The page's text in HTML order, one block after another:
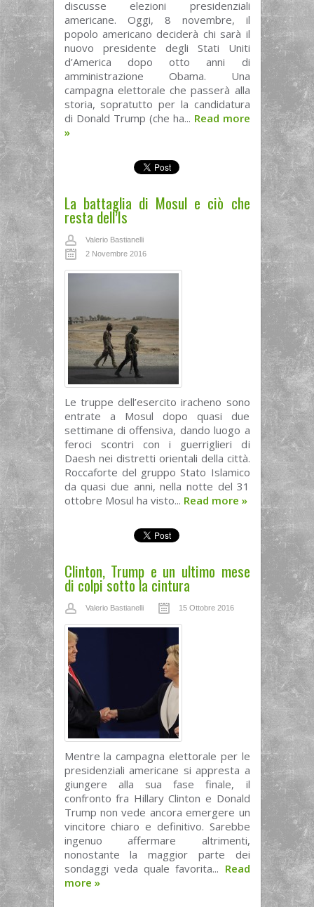
discusse elezioni presidenziali
americane. Oggi, 8 novembre, il
popolo americano deciderà chi sarà il
nuovo presidente degli Stati Uniti
d’America dopo otto anni di
amministrazione Obama. Una
campagna elettorale che passerà alla
storia, sopratutto per la candidatura
di Donald Trump (che ha... Read more
»
La battaglia di Mosul e ciò che
resta dell’Is
Valerio Bastianelli
2 Novembre 2016
Le truppe dell’esercito iracheno sono
entrate a Mosul dopo quasi due
settimane di offensiva, dando luogo a
feroci scontri con i guerriglieri di
Daesh nei distretti orientali della città.
Roccaforte del gruppo Stato Islamico
da quasi due anni, nella notte del 31
ottobre Mosul ha visto... Read more »
Clinton, Trump e un ultimo mese
di colpi sotto la cintura
Valerio Bastianelli 15 Ottobre 2016
Mentre la campagna elettorale per le
presidenziali americane si appresta a
giungere alla sua fase finale, il
confronto fra Hillary Clinton e Donald
Trump non vede ancora emergere un
vincitore chiaro e definitivo. Sarebbe
ingenuo affermare altrimenti,
nonostante la maggior parte dei
sondaggi veda quale favorita... Read
more »